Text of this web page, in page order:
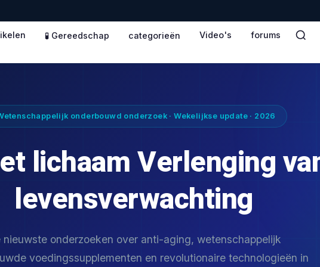
🧪 Gereedschap categorieën Video's forums
onderbouwd onderzoek · Wekelijkse update · 2026
lichaam Verlenging
levensverwachting
nieuwste onderzoeken over anti-aging, wetenschappelijk
voedingssupplementen en revolutionaire technologieën in